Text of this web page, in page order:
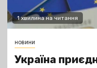
1 хвилина на читання
новини
Україна